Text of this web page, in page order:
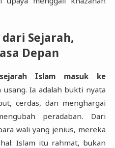
Sejarah,
Depan
sejarah Islam masuk ke
Ia adalah bukti nyata
cerdas, dan menghargai
peradaban. Dari
wali yang jenius, mereka
Islam itu rahmat, bukan